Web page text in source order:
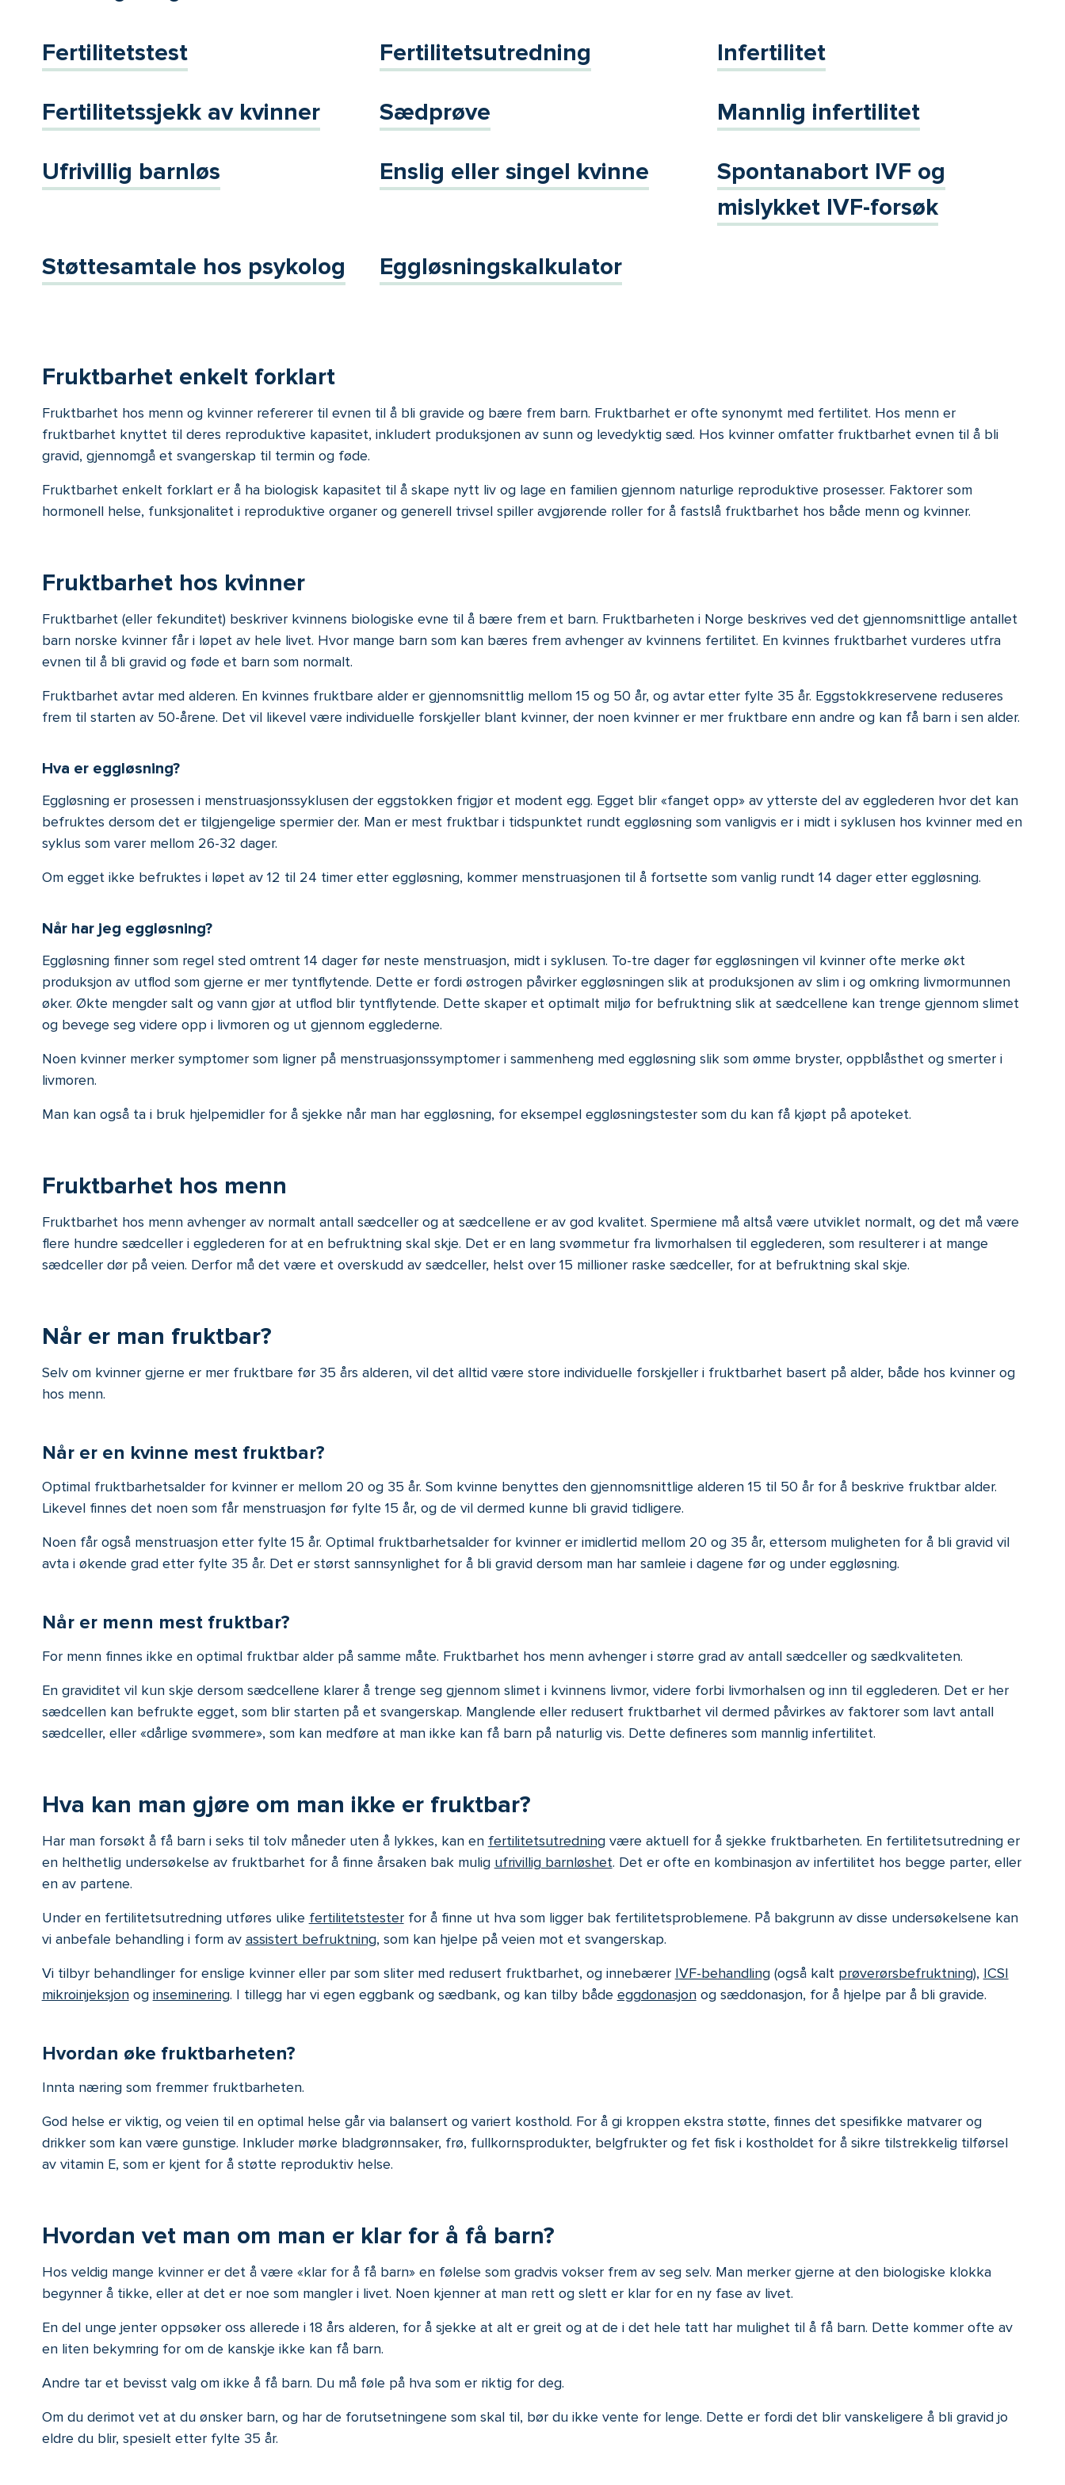
Fertilitetstest Fertilitetsutredning Infertilitet
Fertilitetssjekk av kvinner Sædprøve Mannlig infertilitet
Ufrivillig barnløs Enslig eller singel kvinne
Spontanabort IVF og
mislykket IVF-forsøk
Støttesamtale hos psykolog Eggløsningskalkulator
Fruktbarhet enkelt forklart
Fruktbarhet hos menn og kvinner refererer til evnen til å bli gravide og bære frem barn. Fruktbarhet er ofte synonymt med fertilitet. Hos menn er
fruktbarhet knyttet til deres reproduktive kapasitet, inkludert produksjonen av sunn og levedyktig sæd. Hos kvinner omfatter fruktbarhet evnen til å bli
gravid, gjennomgå et svangerskap til termin og føde.
Fruktbarhet enkelt forklart er å ha biologisk kapasitet til å skape nytt liv og lage en familien gjennom naturlige reproduktive prosesser. Faktorer som
hormonell helse, funksjonalitet i reproduktive organer og generell trivsel spiller avgjørende roller for å fastslå fruktbarhet hos både menn og kvinner.
Fruktbarhet hos kvinner
Fruktbarhet (eller fekunditet) beskriver kvinnens biologiske evne til å bære frem et barn. Fruktbarheten i Norge beskrives ved det gjennomsnittlige antallet
barn norske kvinner får i løpet av hele livet. Hvor mange barn som kan bæres frem avhenger av kvinnens fertilitet. En kvinnes fruktbarhet vurderes utfra
evnen til å bli gravid og føde et barn som normalt.
Fruktbarhet avtar med alderen. En kvinnes fruktbare alder er gjennomsnittlig mellom 15 og 50 år, og avtar etter fylte 35 år. Eggstokkreservene reduseres
frem til starten av 50-årene. Det vil likevel være individuelle forskjeller blant kvinner, der noen kvinner er mer fruktbare enn andre og kan få barn i sen alder.
Hva er eggløsning?
Eggløsning er prosessen i menstruasjonssyklusen der eggstokken frigjør et modent egg. Egget blir «fanget opp» av ytterste del av egglederen hvor det kan
befruktes dersom det er tilgjengelige spermier der. Man er mest fruktbar i tidspunktet rundt eggløsning som vanligvis er i midt i syklusen hos kvinner med en
syklus som varer mellom 26-32 dager.
Om egget ikke befruktes i løpet av 12 til 24 timer etter eggløsning, kommer menstruasjonen til å fortsette som vanlig rundt 14 dager etter eggløsning.
Når har jeg eggløsning?
Eggløsning finner som regel sted omtrent 14 dager før neste menstruasjon, midt i syklusen. To-tre dager før eggløsningen vil kvinner ofte merke økt
produksjon av utflod som gjerne er mer tyntflytende. Dette er fordi østrogen påvirker eggløsningen slik at produksjonen av slim i og omkring livmormunnen
øker. Økte mengder salt og vann gjør at utflod blir tyntflytende. Dette skaper et optimalt miljø for befruktning slik at sædcellene kan trenge gjennom slimet
og bevege seg videre opp i livmoren og ut gjennom egglederne.
Noen kvinner merker symptomer som ligner på menstruasjonssymptomer i sammenheng med eggløsning slik som ømme bryster, oppblåsthet og smerter i
livmoren.
Man kan også ta i bruk hjelpemidler for å sjekke når man har eggløsning, for eksempel eggløsningstester som du kan få kjøpt på apoteket.
Fruktbarhet hos menn
Fruktbarhet hos menn avhenger av normalt antall sædceller og at sædcellene er av god kvalitet. Spermiene må altså være utviklet normalt, og det må være
flere hundre sædceller i egglederen for at en befruktning skal skje. Det er en lang svømmetur fra livmorhalsen til egglederen, som resulterer i at mange
sædceller dør på veien. Derfor må det være et overskudd av sædceller, helst over 15 millioner raske sædceller, for at befruktning skal skje.
Når er man fruktbar?
Selv om kvinner gjerne er mer fruktbare før 35 års alderen, vil det alltid være store individuelle forskjeller i fruktbarhet basert på alder, både hos kvinner og
hos menn.
Når er en kvinne mest fruktbar?
Optimal fruktbarhetsalder for kvinner er mellom 20 og 35 år. Som kvinne benyttes den gjennomsnittlige alderen 15 til 50 år for å beskrive fruktbar alder.
Likevel finnes det noen som får menstruasjon før fylte 15 år, og de vil dermed kunne bli gravid tidligere.
Noen får også menstruasjon etter fylte 15 år. Optimal fruktbarhetsalder for kvinner er imidlertid mellom 20 og 35 år, ettersom muligheten for å bli gravid vil
avta i økende grad etter fylte 35 år. Det er størst sannsynlighet for å bli gravid dersom man har samleie i dagene før og under eggløsning.
Når er menn mest fruktbar?
For menn finnes ikke en optimal fruktbar alder på samme måte. Fruktbarhet hos menn avhenger i større grad av antall sædceller og sædkvaliteten.
En graviditet vil kun skje dersom sædcellene klarer å trenge seg gjennom slimet i kvinnens livmor, videre forbi livmorhalsen og inn til egglederen. Det er her
sædcellen kan befrukte egget, som blir starten på et svangerskap. Manglende eller redusert fruktbarhet vil dermed påvirkes av faktorer som lavt antall
sædceller, eller «dårlige svømmere», som kan medføre at man ikke kan få barn på naturlig vis. Dette defineres som mannlig infertilitet.
Hva kan man gjøre om man ikke er fruktbar?
Har man forsøkt å få barn i seks til tolv måneder uten å lykkes, kan en fertilitetsutredningvære aktuell for å sjekke fruktbarheten. En fertilitetsutredning er
en helthetlig undersøkelse av fruktbarhet for å finne årsaken bak mulig ufrivillig barnløshet. Det er ofte en kombinasjon av infertilitet hos begge parter, eller
en av partene.
Under en fertilitetsutredning utføres ulike fertilitetstesterfor å finne ut hva som ligger bak fertilitetsproblemene. På bakgrunn av disse undersøkelsene kan
vi anbefale behandling i form av assistert befruktning, som kan hjelpe på veien mot et svangerskap.
Vi tilbyr behandlinger for enslige kvinner eller par som sliter med redusert fruktbarhet, og innebærer IVF-behandling(også kalt prøverørsbefruktning), ICSI
mikroinjeksjonog inseminering. I tillegg har vi egen eggbank og sædbank, og kan tilby både eggdonasjonog sæddonasjon, for å hjelpe par å bli gravide.
Hvordan øke fruktbarheten?
Innta næring som fremmer fruktbarheten.
God helse er viktig, og veien til en optimal helse går via balansert og variert kosthold. For å gi kroppen ekstra støtte, finnes det spesifikke matvarer og
drikker som kan være gunstige. Inkluder mørke bladgrønnsaker, frø, fullkornsprodukter, belgfrukter og fet fisk i kostholdet for å sikre tilstrekkelig tilførsel
av vitamin E, som er kjent for å støtte reproduktiv helse.
Hvordan vet man om man er klar for å få barn?
Hos veldig mange kvinner er det å være «klar for å få barn» en følelse som gradvis vokser frem av seg selv. Man merker gjerne at den biologiske klokka
begynner å tikke, eller at det er noe som mangler i livet. Noen kjenner at man rett og slett er klar for en ny fase av livet.
En del unge jenter oppsøker oss allerede i 18 års alderen, for å sjekke at alt er greit og at de i det hele tatt har mulighet til å få barn. Dette kommer ofte av
en liten bekymring for om de kanskje ikke kan få barn.
Andre tar et bevisst valg om ikke å få barn. Du må føle på hva som er riktig for deg.
Om du derimot vet at du ønsker barn, og har de forutsetningene som skal til, bør du ikke vente for lenge. Dette er fordi det blir vanskeligere å bli gravid jo
eldre du blir, spesielt etter fylte 35 år.